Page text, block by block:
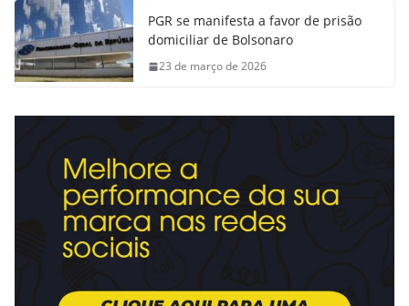
PGR se manifesta a favor de prisão
domiciliar de Bolsonaro
23 de março de 2026